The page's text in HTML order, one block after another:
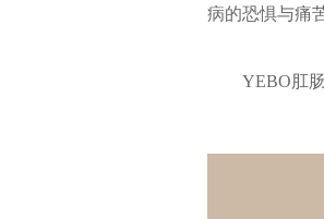
病的恐惧与痛
YEBO肛